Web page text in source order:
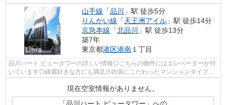
山手線 「品川
」駅 徒歩5分
りんかい線 「天王洲アイル 」駅 徒歩14分
京急本線 「北品川
」駅 徒歩13分
築7年
東京都港区港南 １丁目
品川ハート ビュータワーの詳しい情報◎こちらの物件にはエレベーターが付
いています◎綺麗好きな方にも満足の内装にこだわったマンションタイプ◎
駅まで歩いてアクセスできる、徒歩5分の...
現在空室情報がありません。
「品川ハート ビュータワー」への